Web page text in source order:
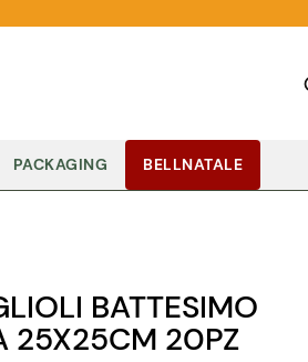
PACKAGING BELLNATALE
BATTESIMO
25X25CM 20PZ